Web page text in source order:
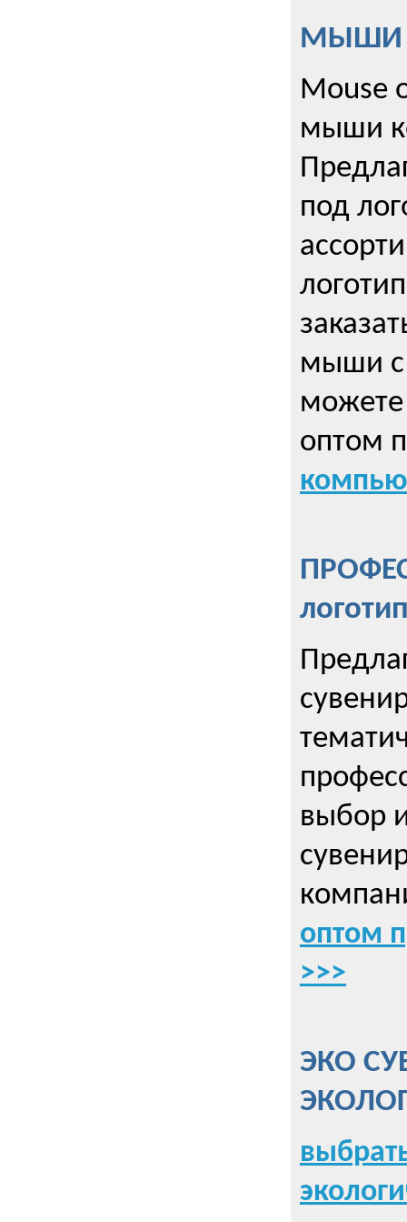
МЫШИ
Mouse
мыши
под
мыши с
можете
оптом
выбор
оптом
>>>
ЭКО